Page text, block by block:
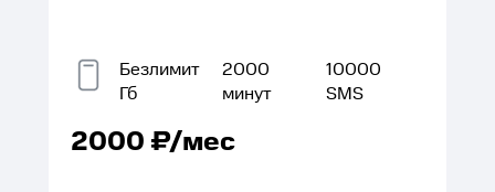
Безлимит
Гб
2000
минут
10000
SMS
2000₽/мес